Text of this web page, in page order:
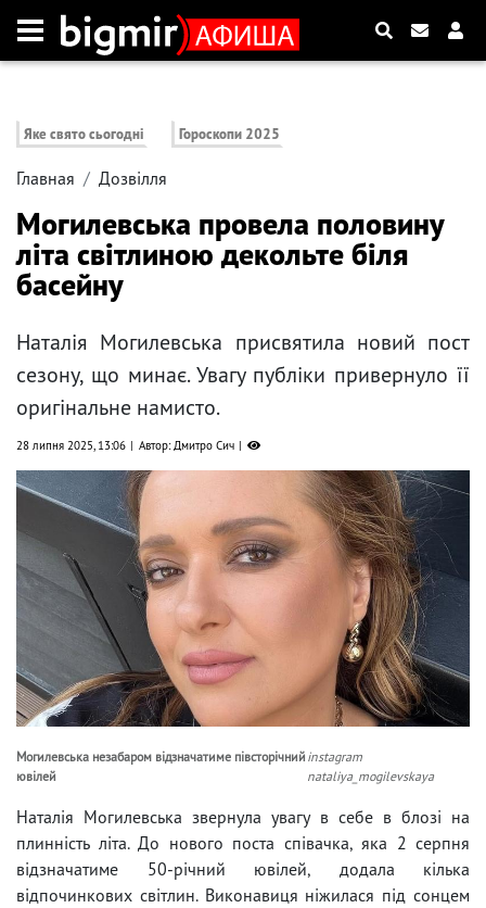
Яке свято сьогодні Гороскопи 2025
Главная Дозвілля
Могилевська провела половину
літа світлиною декольте біля
басейну
Наталія Могилевська присвятила новий пост
сезону, що минає. Увагу публіки привернуло її
оригінальне намисто.
28 липня 2025, 13:06 Автор: Дмитро Сич
Могилевська незабаром відзначатиме півсторічний
ювілей
instagram
nataliya_mogilevskaya
Наталія Могилевська звернула увагу в себе в блозі на
плинність літа. До нового поста співачка, яка 2 серпня
відзначатиме 50-річний ювілей, додала кілька
відпочинкових світлин. Виконавиця ніжилася під сонцем